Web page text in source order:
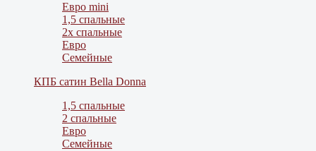
Евро mini
1,5 спальные
2х спальные
Евро
Семейные
КПБ сатин Bella Donna
1,5 спальные
2 спальные
Евро
Семейные